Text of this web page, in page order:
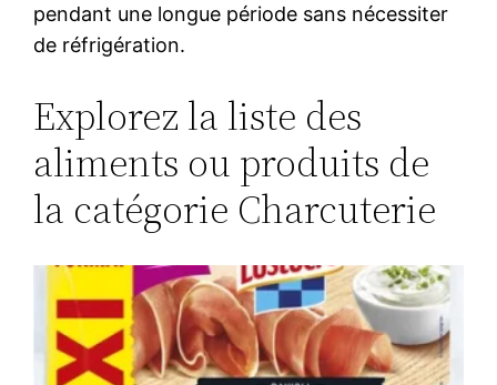
pendant une longue période sans nécessiter
de réfrigération.
Explorez la liste des
aliments ou produits de
la catégorie Charcuterie